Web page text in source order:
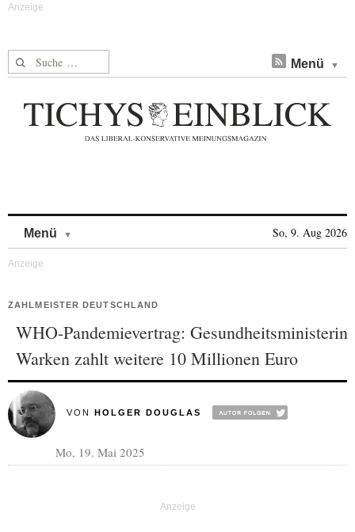
Suche nach: Menü
Menü So, 9. Aug 2026
ZAHLMEISTER DEUTSCHLAND
WHO-Pandemievertrag: Gesundheitsministerin
Warken zahlt weitere 10 Millionen Euro
VON HOLGER DOUGLAS
Mo, 19. Mai 2025